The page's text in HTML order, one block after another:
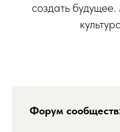
создать
Форум